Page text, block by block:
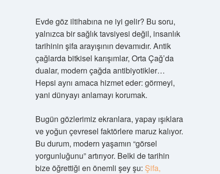
Evde göz iltihabına ne iyi gelir? Bu soru,
yalnızca bir sağlık tavsiyesi değil, insanlık
tarihinin şifa arayışının devamıdır. Antik
çağlarda bitkisel karışımlar, Orta Çağ’da
dualar, modern çağda antibiyotikler…
Hepsi aynı amaca hizmet eder: görmeyi,
yani dünyayı anlamayı korumak.
Bugün gözlerimiz ekranlara, yapay ışıklara
ve yoğun çevresel faktörlere maruz kalıyor.
Bu durum, modern yaşamın “görsel
yorgunluğunu” artırıyor. Belki de tarihin
bize öğrettiği en önemli şey şu: Şifa,